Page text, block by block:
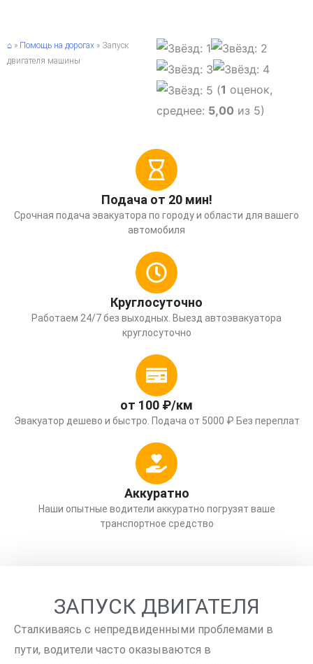
⌂ » Помощь на дорогах » Запуск
двигателя машины
(1 оценок,
среднее: 5,00 из 5)
Подача от 20 мин!
Срочная подача эвакуатора по городу и области для вашего
автомобиля
Круглосуточно
Работаем 24/7 без выходных. Выезд автоэвакуатора
круглосуточно
от 100 ₽/км
Эвакуатор дешево и быстро. Подача от 5000 ₽ Без переплат
Аккуратно
Наши опытные водители аккуратно погрузят ваше
транспортное средство
ЗАПУСК ДВИГАТЕЛЯ
Сталкиваясь с непредвиденными проблемами в
пути, водители часто оказываются в